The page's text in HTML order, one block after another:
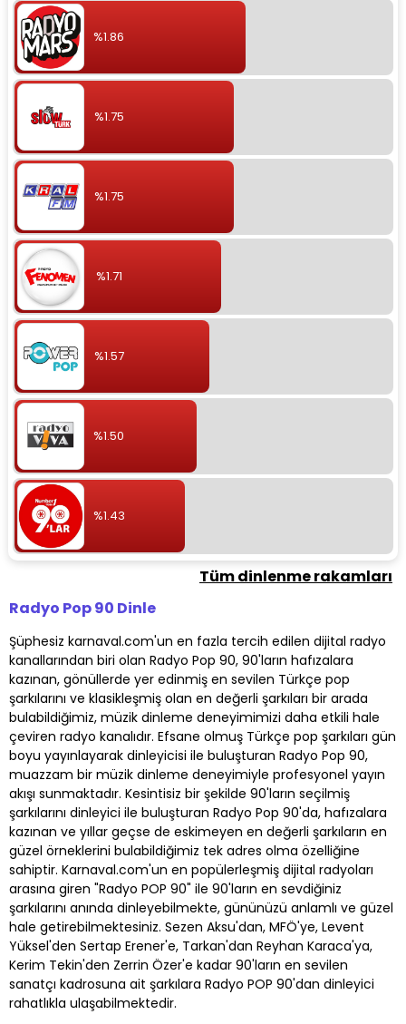
%1.86
%1.75
%1.75
%1.71
%1.57
%1.50
%1.43
Tüm dinlenme rakamları
Radyo Pop 90 Dinle
Şüphesiz karnaval.com'un en fazla tercih edilen dijital radyo
kanallarından biri olan Radyo Pop 90, 90'ların hafızalara
kazınan, gönüllerde yer edinmiş en sevilen Türkçe pop
şarkılarını ve klasikleşmiş olan en değerli şarkıları bir arada
bulabildiğimiz, müzik dinleme deneyimimizi daha etkili hale
çeviren radyo kanalıdır. Efsane olmuş Türkçe pop şarkıları gün
boyu yayınlayarak dinleyicisi ile buluşturan Radyo Pop 90,
muazzam bir müzik dinleme deneyimiyle profesyonel yayın
akışı sunmaktadır. Kesintisiz bir şekilde 90'ların seçilmiş
şarkılarını dinleyici ile buluşturan Radyo Pop 90'da, hafızalara
kazınan ve yıllar geçse de eskimeyen en değerli şarkıların en
güzel örneklerini bulabildiğimiz tek adres olma özelliğine
sahiptir. Karnaval.com'un en popülerleşmiş dijital radyoları
arasına giren "Radyo POP 90" ile 90'ların en sevdiğiniz
şarkılarını anında dinleyebilmekte, gününüzü anlamlı ve güzel
hale getirebilmektesiniz. Sezen Aksu'dan, MFÖ'ye, Levent
Yüksel'den Sertap Erener'e, Tarkan'dan Reyhan Karaca'ya,
Kerim Tekin'den Zerrin Özer'e kadar 90'ların en sevilen
sanatçı kadrosuna ait şarkılara Radyo POP 90'dan dinleyici
rahatlıkla ulaşabilmektedir.